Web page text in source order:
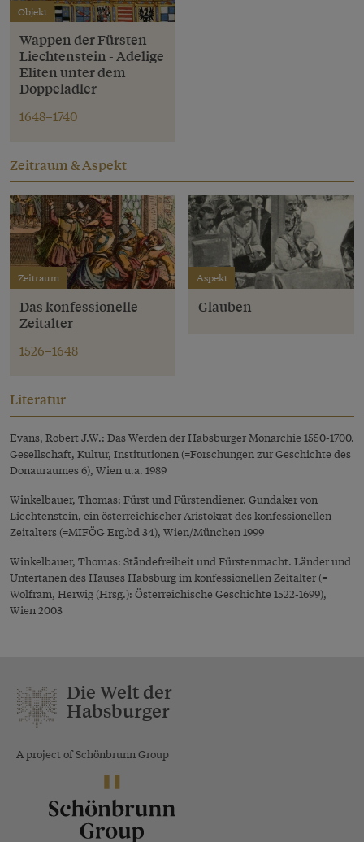
Objekt
Wappen der Fürsten
Liechtenstein - Adelige
Eliten unter dem
Doppeladler
1648–1740
Zeitraum & Aspekt
Zeitraum
Das konfessionelle
Zeitalter
1526–1648
Aspekt
Glauben
Literatur
Evans, Robert J.W.: Das Werden der Habsburger Monarchie 1550-1700.
Gesellschaft, Kultur, Institutionen (=Forschungen zur Geschichte des
Donauraumes 6), Wien u.a. 1989
Winkelbauer, Thomas: Fürst und Fürstendiener. Gundaker von
Liechtenstein, ein österreichischer Aristokrat des konfessionellen
Zeitalters (=MIFÖG Erg.bd 34), Wien/München 1999
Winkelbauer, Thomas: Ständefreiheit und Fürstenmacht. Länder und
Untertanen des Hauses Habsburg im konfessionellen Zeitalter (=
Wolfram, Herwig (Hrsg.): Österreichische Geschichte 1522-1699),
Wien 2003
Die Welt der
Habsburger
A project of Schönbrunn Group